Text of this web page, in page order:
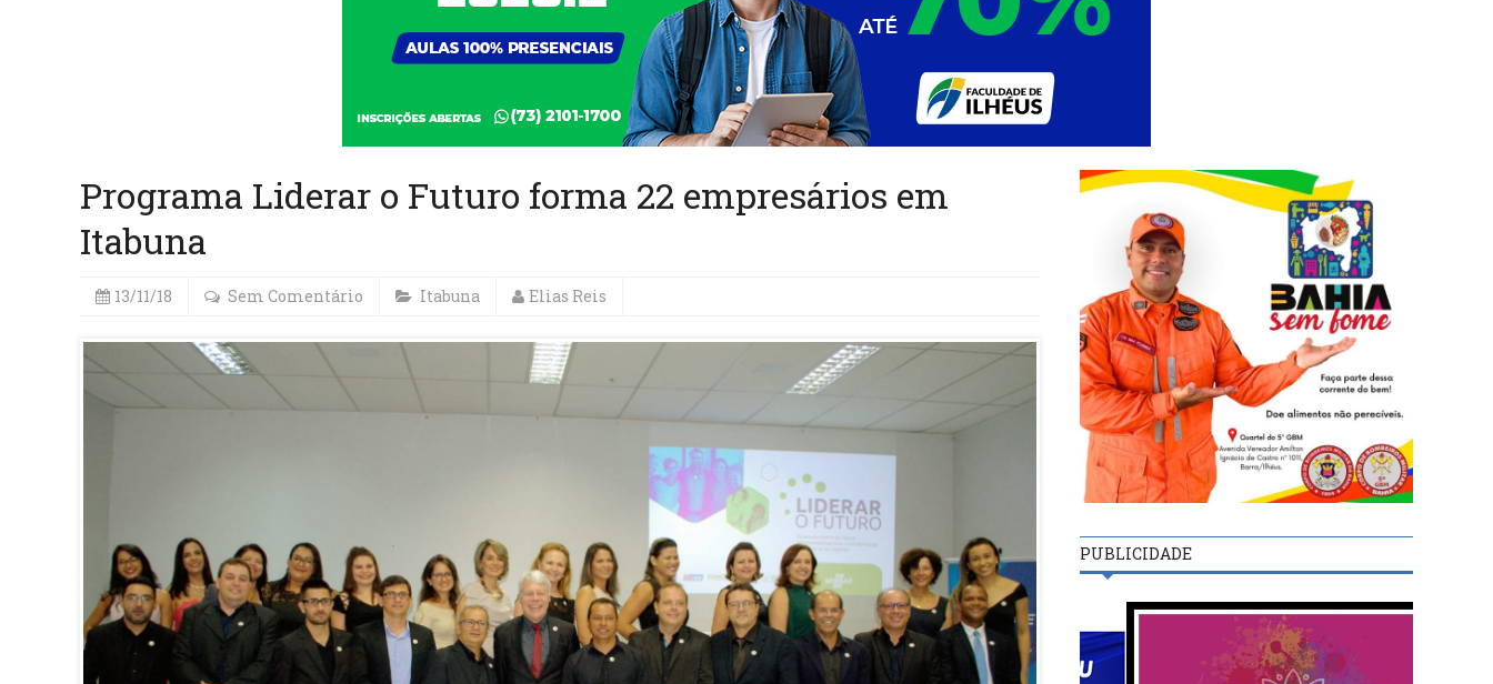
Programa Liderar o Futuro forma 22 empresários em
Itabuna
13/11/18 Sem Comentário Itabuna Elias Reis
PUBLICIDADE